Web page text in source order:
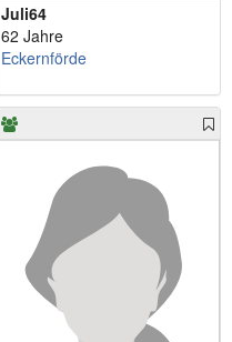
Juli64
62 Jahre
Eckernförde